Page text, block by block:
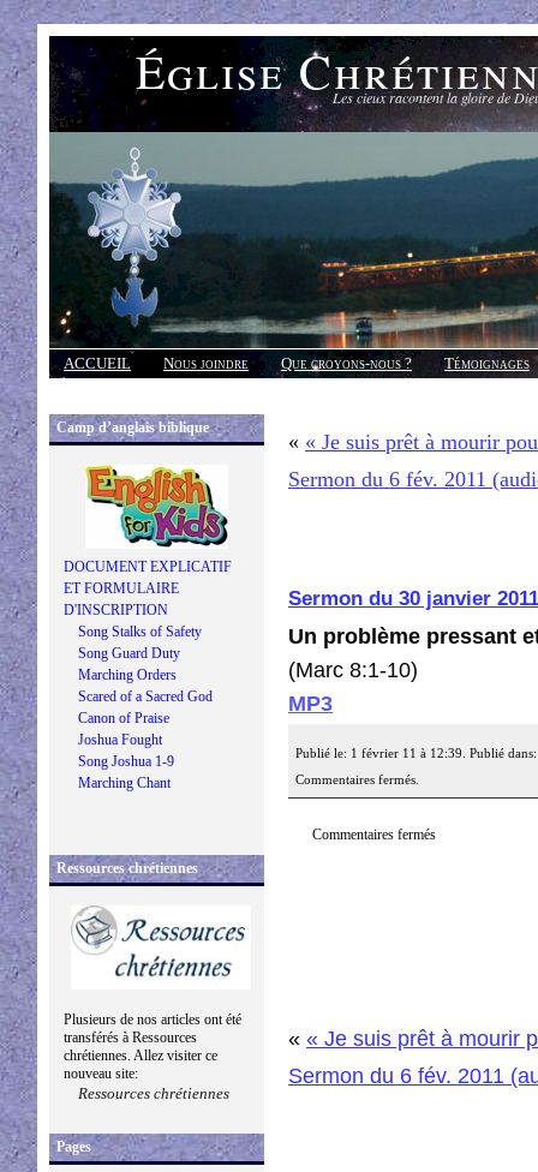
Église Les cieux racontent la gloire de
ACCUEIL Nous joindre Que croyons-nous ?
Témoignages
Réponses
Camp d’anglais biblique
DOCUMENT EXPLICATIF
ET FORMULAIRE
D'INSCRIPTION
Song Stalks of Safety
Song Guard Duty
Marching Orders
Scared of a Sacred God
Canon of Praise
Joshua Fought
Song Joshua 1-9
Marching Chant
Ressources chrétiennes
Plusieurs de nos articles ont été
transférés à Ressources
chrétiennes. Allez visiter ce
nouveau site:
Ressources chrétiennes
Pages
« « Je suis prêt à mourir
Sermon du 6 fév. 2011
Sermon du 30 janvier
Un problème pressant
(Marc 8:1-10)
MP3
Publié le: 1 février 11 à 12:39. Publié
Commentaires fermés.
Commentaires fermés
« « Je suis prêt à mourir
Sermon du 6 fév. 2011